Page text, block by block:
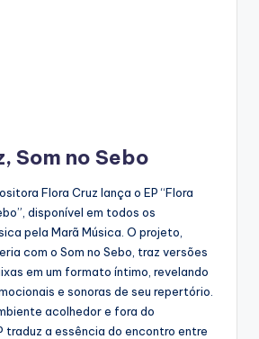
Som no Sebo
Flora Cruz lança o EP “Flora
disponível em todos os
pela Marã Música. O projeto,
com o Som no Sebo, traz versões
em um formato íntimo, revelando
e sonoras de seu repertório.
acolhedor e fora do
traduz a essência do encontro entre